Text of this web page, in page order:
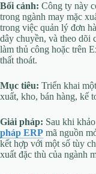
Bối cảnh: Công ty này
trong ngành may mặc
trong việc quản lý đơn
dây chuyền, và theo dõi
làm thủ công hoặc trên
thất thoát.
Mục tiêu: Triển khai
xuất, kho, bán hàng, kế
Giải pháp: Sau khi
pháp ERP mã nguồn
kết hợp với một số tùy
xuất đặc thù của ngành